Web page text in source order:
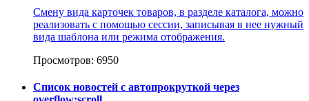
Смену вида карточек товаров, в разделе каталога, можно
реализовать с помощью сессии, записывая в нее нужный
вида шаблона или режима отображения.
Просмотров: 6950
Список новостей с автопрокруткой через